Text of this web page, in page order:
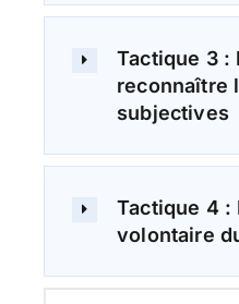
Tactique 3 :
reconnaître
subjectives
Tactique 4 :
volontaire